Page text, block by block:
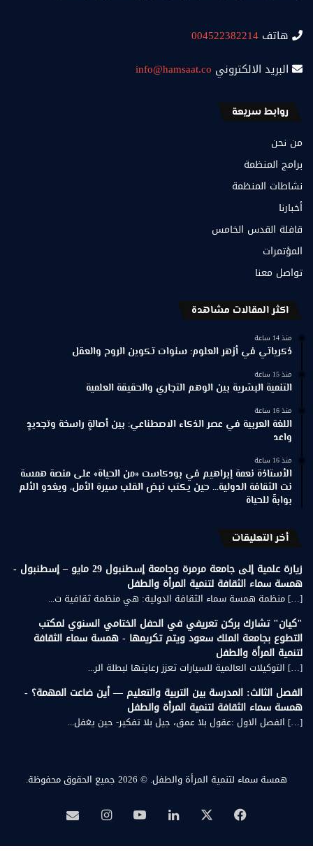
هاتف 004522382214
البريد الالكتروني info@hamsaat.co
روابط سريعة
من نحن
برامج المنظمة
نشاطات المنظمة
أخبارنا
قافلة القدس الخامس
المؤتمرات
تواصل معنا
اكثر المقالات مشاهدة
منذ 14 ساعة
ذكرياتي في أزهر العلوم: سنوات تكوين الروح والعقل
منذ 15 ساعة
التنمية البشرية بين الوهم التجاري والحقيقة العلمية
منذ 16 ساعة
اللغة العربية في عصر الذكاء الاصطناعي: بين أصالةٍ راسخة وتجديدٍ
واعد
منذ 16 ساعة
الأستاذة نعمة إبراهيم في بودكاست «من الحياة» على منصة همسة
نت الثقافة الدولية… حين يكتب نبض القلب سيرة الأمل، ويغدو الألم
بوابةً للحياة
أخر التعليقات
زيارة علمية إلى جامعة مرمرة وجامعة إسطنبول 29 مايو – إسطنبول -
همسة سماء الثقافة لتنمية المرأة والطفل
[…] منظمة همسة سماء الثقافة الدولية: هي منظمة ثقافية ت...
"كيان" تشارك بركن تعريفي في الحفل الختامي السنوي لمكتب
التطوع بجامعة الملك سعود ويتم تكريمها - همسة سماء الثقافة
لتنمية المرأة والطفل
[…] التوكيلات العالمية للسيارات تعزز رعايتها لبطلة الر...
الفصل الثالث: المدرسة بين التربية والتعليم — أين ضاعت المهمة؟ -
همسة سماء الثقافة لتنمية المرأة والطفل
[…] الفصل الاول :عقول بلا عمق، جيل بلا تفكير- حين يغفل...
همسة سماء لتنمية المرأة والطفل. © 2026 جميع الحقوق محفوظة.
فيسبوك لينكدإن‫YouTubeانستقرامبريد